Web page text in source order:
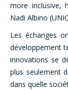
more inclusive,
Nadi Albino
Les échanges
développement
innovations se
plus seulement
dans quelle